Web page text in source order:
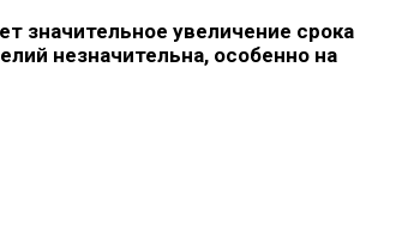
увеличение срока
незначительна, особенно на